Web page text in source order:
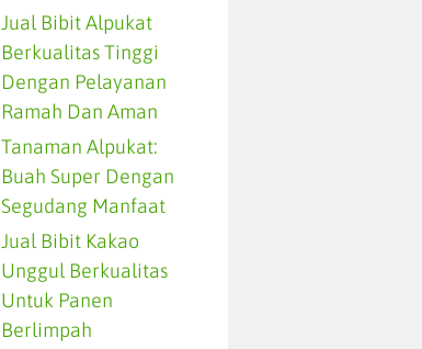
Jual Bibit Alpukat
Berkualitas Tinggi
Dengan Pelayanan
Ramah Dan Aman
Tanaman Alpukat:
Buah Super Dengan
Segudang Manfaat
Jual Bibit Kakao
Unggul Berkualitas
Untuk Panen
Berlimpah